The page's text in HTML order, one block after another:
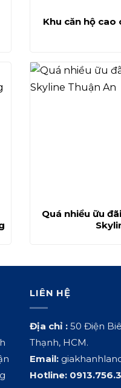
Khu căn hộ cao
Quá nhiều ữu
LIÊN HỆ
Địa chỉ : 50 Điện
Thạnh, HCM.
Email:
Hotline: